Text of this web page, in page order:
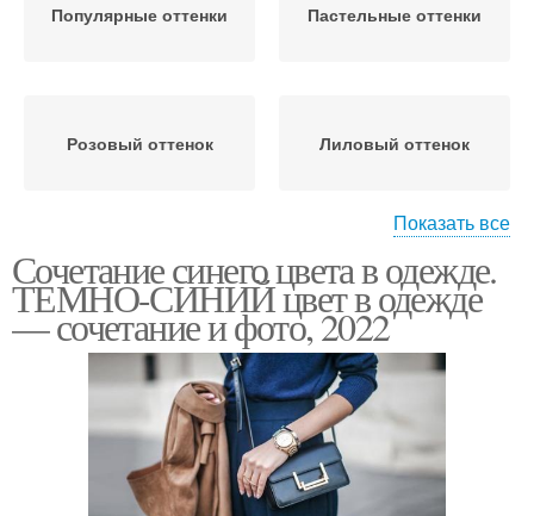
Популярные оттенки Пастельные оттенки
Розовый оттенок Лиловый оттенок
Холодный красный Ягодные оттенки
Холодное лето Светлые оттенки
Показать все
Сочетание синего цвета в одежде.
ТЕМНО-СИНИЙ цвет в одежде
— сочетание и фото, 2022